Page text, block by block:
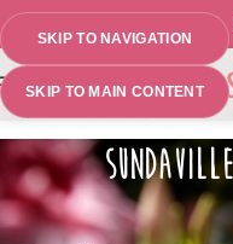
SKIP TO NAVIGATION
SKIP TO MAIN CONTENT
MENU
Home»Sundaville® Early